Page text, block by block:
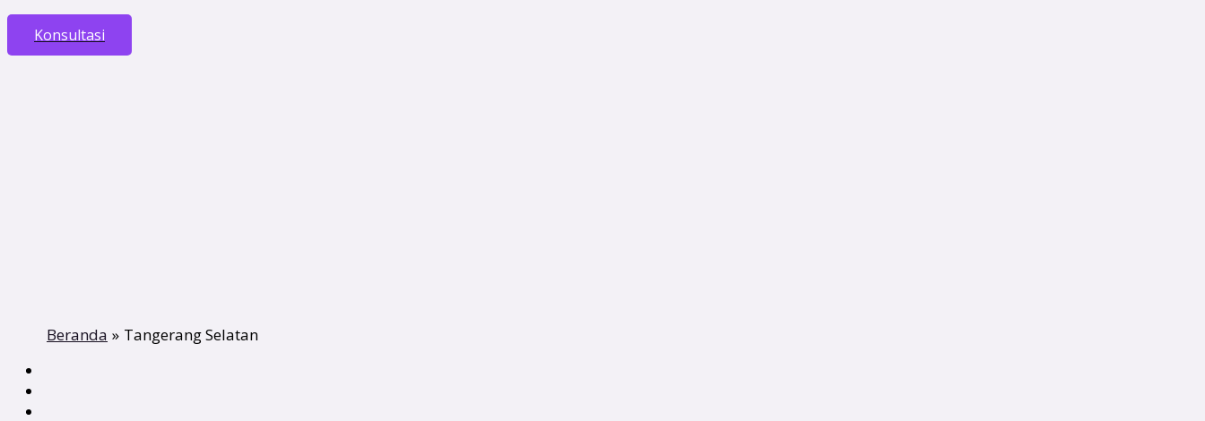
Konsultasi
Beranda Tangerang Selatan